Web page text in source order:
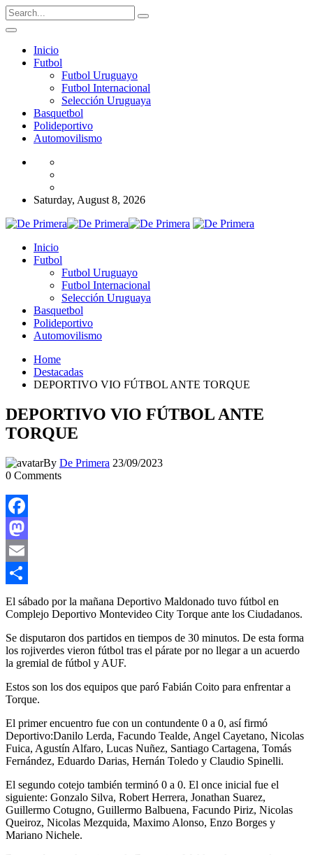
Inicio
Futbol
Futbol Uruguayo
Futbol Internacional
Selección Uruguaya
Basquetbol
Polideportivo
Automovilismo
Saturday, August 8, 2026
Inicio
Futbol
Futbol Uruguayo
Futbol Internacional
Selección Uruguaya
Basquetbol
Polideportivo
Automovilismo
Home
Destacadas
DEPORTIVO VIO FÚTBOL ANTE TORQUE
DEPORTIVO VIO FÚTBOL ANTE
TORQUE
By De Primera 23/09/2023
0 Comments
Facebook
Mastodon
Email
Compartir
El sábado por la mañana Deportivo Maldonado tuvo fútbol en
Complejo Deportivo Montevideo City Torque ante los Ciudadanos.
Se disputaron dos partidos en tiempos de 30 minutos. De esta forma
los rojiverdes vieron fútbol tras el párate por no llegar a un acuerdo
la gremial de fútbol y AUF.
Estos son los dos equipos que paró Fabián Coito para enfrentar a
Torque.
El primer encuentro fue con un contundente 0 a 0, así firmó
Deportivo:Danilo Lerda, Facundo Tealde, Angel Cayetano, Nicolas
Fuica, Agustín Alfaro, Lucas Nuñez, Santiago Cartagena, Tomás
Fernández, Eduardo Darias, Hernán Toledo y Claudio Spinelli.
El segundo cotejo también terminó 0 a 0. El once inicial fue el
siguiente: Gonzalo Silva, Robert Herrera, Jonathan Suarez,
Guillermo Cotugno, Guillermo Balbuena, Facundo Piriz, Nicolas
Queiroz, Nicolas Mezquida, Maximo Alonso, Enzo Borges y
Mariano Nichele.